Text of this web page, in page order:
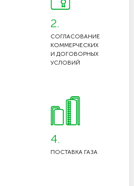
2.
СОГЛАСОВАНИЕ
КОММЕРЧЕСКИХ
И ДОГОВОРНЫХ
УСЛОВИЙ
4.
ПОСТАВКА ГАЗА